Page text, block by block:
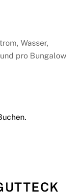
Wasser,
pro Bungalow